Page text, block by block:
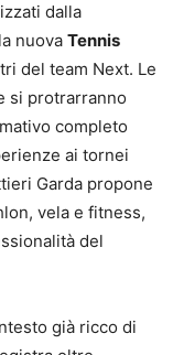
dalla
nuova Tennis
del team Next. Le
si protrarranno
completo
ai tornei
Garda propone
vela e fitness,
del
già ricco di